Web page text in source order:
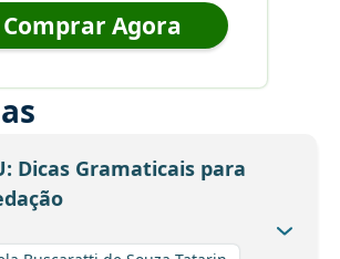
Comprar Agora
Dicas Gramaticais para